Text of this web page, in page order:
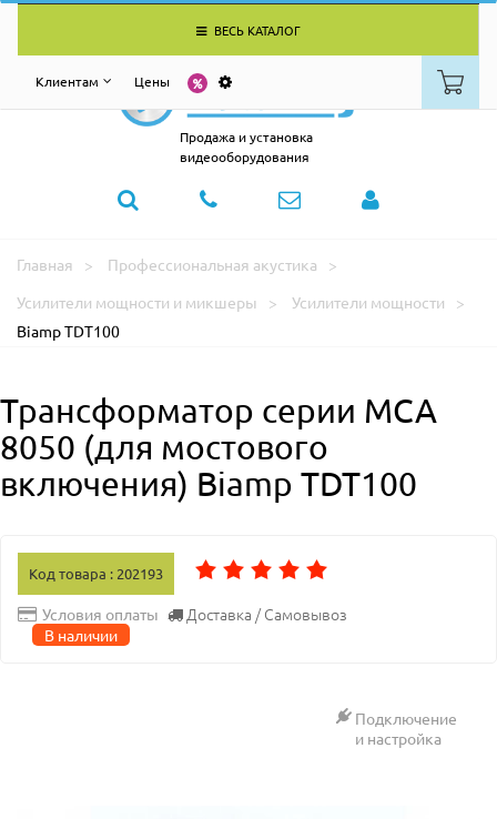
ВЕСЬ КАТАЛОГ
Клиентам Цены
Продажа и установка
видеооборудования
Главная
Профессиональная акустика
Усилители мощности и микшеры
Усилители мощности
Biamp TDT100
Трансформатор серии MCA
8050 (для мостового
включения) Biamp TDT100
Код товара : 202193
Условия оплаты Доставка / Самовывоз
В наличии
Подключение
и настройка